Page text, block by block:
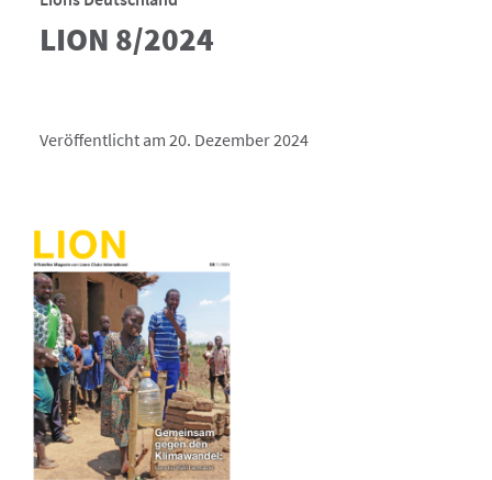
LION 8/2024
Veröffentlicht am 20. Dezember 2024